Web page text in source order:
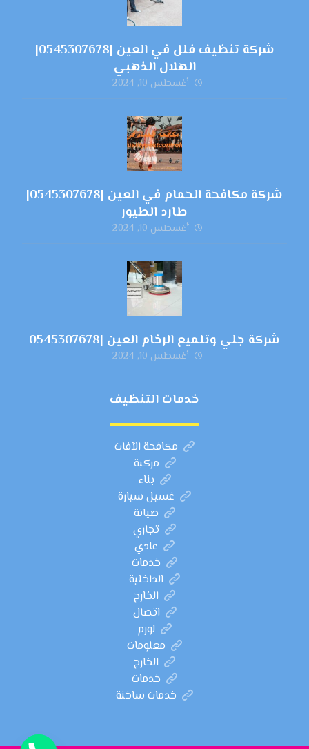
شركة تنظيف فلل في العين |0545307678|
الهلال الذهبي
أغسطس 10, 2024
شركة مكافحة الحمام في العين |0545307678|
طارد الطيور
أغسطس 10, 2024
شركة جلي وتلميع الرخام العين |0545307678
أغسطس 10, 2024
خدمات التنظيف
مكافحة الآفات
مركبة
بناء
غسيل سيارة
صيانة
تجاري
عادي
خدمات
الداخلية
الخارج
اتصال
لورم
معلومات
الخارج
خدمات
خدمات ساخنة